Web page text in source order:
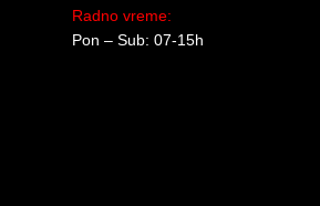
Radno vreme:
Pon – Sub: 07-15h